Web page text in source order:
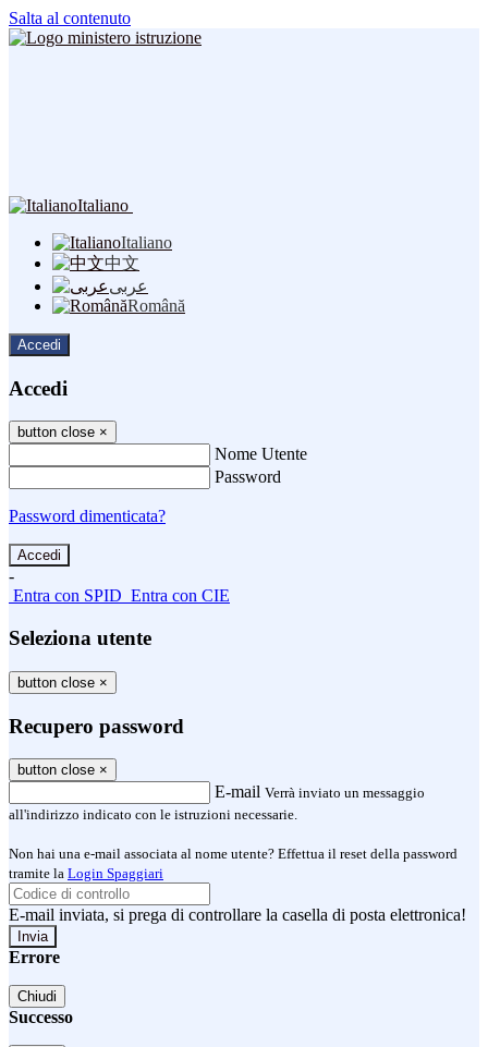
Salta al contenuto
Italiano
Italiano
中文
عربى
Română
Accedi
Accedi
button close ×
Nome Utente
Password
Password dimenticata?
-
Entra con SPID Entra con CIE
Seleziona utente
button close ×
Recupero password
button close ×
E-mail Verrà inviato un messaggio
all'indirizzo indicato con le istruzioni necessarie.
Non hai una e-mail associata al nome utente? Effettua il reset della password
tramite la Login Spaggiari
E-mail inviata, si prega di controllare la casella di posta elettronica!
Errore
Chiudi
Successo